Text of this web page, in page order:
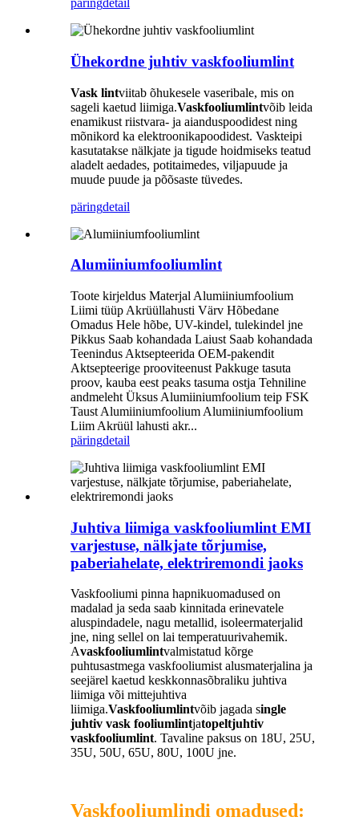
päringdetail
Ühekordne juhtiv vaskfooliumlint
Vask lintviitab õhukesele vaseribale, mis on
sageli kaetud liimiga.Vaskfooliumlintvõib leida
enamikust riistvara- ja aianduspoodidest ning
mõnikord ka elektroonikapoodidest. Vaskteipi
kasutatakse nälkjate ja tigude hoidmiseks teatud
aladelt aedades, potitaimedes, viljapuude ja
muude puude ja põõsaste tüvedes.
päringdetail
Alumiiniumfooliumlint
Toote kirjeldus Materjal Alumiiniumfoolium
Liimi tüüp Akrüüllahusti Värv Hõbedane
Omadus Hele hõbe, UV-kindel, tulekindel jne
Pikkus Saab kohandada Laiust Saab kohandada
Teenindus Aktsepteerida OEM-pakendit
Aktsepteerige prooviteenust Pakkuge tasuta
proov, kauba eest peaks tasuma ostja Tehniline
andmeleht Üksus Alumiiniumfoolium teip FSK
Taust Alumiiniumfoolium Alumiiniumfoolium
Liim Akrüül lahusti akr...
päringdetail
Juhtiva liimiga vaskfooliumlint EMI
varjestuse, nälkjate tõrjumise,
paberiahelate, elektriremondi jaoks
Vaskfooliumi pinna hapnikuomadused on
madalad ja seda saab kinnitada erinevatele
aluspindadele, nagu metallid, isoleermaterjalid
jne, ning sellel on lai temperatuurivahemik.
Avaskfooliumlintvalmistatud kõrge
puhtusastmega vaskfooliumist alusmaterjalina ja
seejärel kaetud keskkonnasõbraliku juhtiva
liimiga või mittejuhtiva
liimiga.Vaskfooliumlintvõib jagada single
juhtiv vask fooliumlintjatopeltjuhtiv
vaskfooliumlint. Tavaline paksus on 18U, 25U,
35U, 50U, 65U, 80U, 100U jne.
Vaskfooliumlindi omadused: